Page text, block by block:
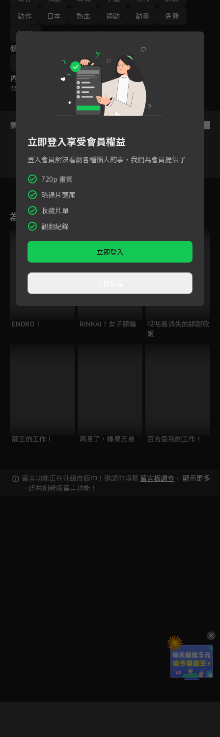
環境。但是阿空以他對籃球的熱情，與九頭高籃球社成員一邊磨合
衝突，一邊共同成長。面對接踵而來的各種困難，九頭高籃球社的
動作
日本 熱血 運動 動畫
免費
2019
參與演員
梶裕貴 小西克幸
內容標籤
保護級
集數列表
28 29
為您推薦
ENDRO！ RINKAI！女子競輪
哎咕島消失的舔甜歌
姬
龍王的工作！ 再見了，橡果兄弟 百合是我的工作！
留言功能正在升級改版中！邀請你填寫 留言板調查 ，
一起共創新版留言功能！
顯示更多
立即登入享受會員權益
登入會員解決看劇各種惱人的事，我們為會員提供了
720p 畫質
略過片頭尾
收藏片單
觀劇紀錄
立即登入